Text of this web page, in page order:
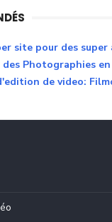
site pour des super
des Photographies
de video: